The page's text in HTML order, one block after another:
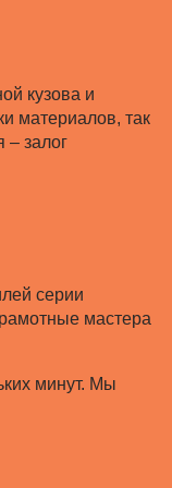
кузова и
материалов, так
– залог
серии
мастера
минут. Мы